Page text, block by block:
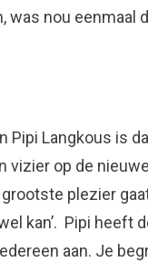
nou
Pipi Langkous is
op de
plezier
kan’. Pipi
aan. Je